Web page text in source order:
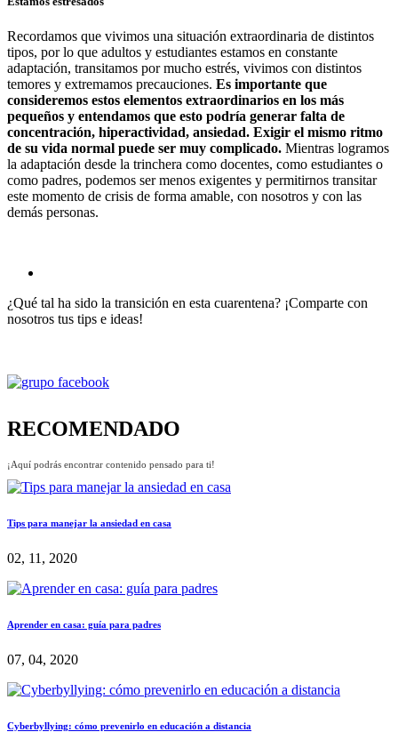
Recordamos que vivimos una situación extraordinaria de distintos
tipos, por lo que adultos y estudiantes estamos en constante
adaptación, transitamos por mucho estrés, vivimos con distintos
temores y extremamos precauciones. Es importante que
consideremos estos elementos extraordinarios en los más
pequeños y entendamos que esto podría generar falta de
concentración, hiperactividad, ansiedad. Exigir el mismo ritmo
de su vida normal puede ser muy complicado. Mientras logramos
la adaptación desde la trinchera como docentes, como estudiantes o
como padres, podemos ser menos exigentes y permitirnos transitar
este momento de crisis de forma amable, con nosotros y con las
demás personas.
¿Qué tal ha sido la transición en esta cuarentena? ¡Comparte con
nosotros tus tips e ideas!
RECOMENDADO
¡Aquí podrás encontrar contenido pensado para ti!
Tips para manejar la ansiedad en casa
02, 11, 2020
Aprender en casa: guía para padres
07, 04, 2020
Cyberbyllying: cómo prevenirlo en educación a distancia